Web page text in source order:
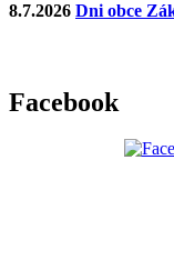
8.7.2026 Dni obce
Facebook